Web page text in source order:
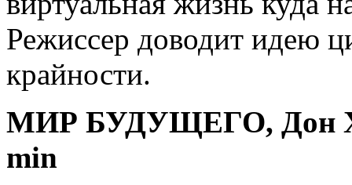
Режиссер доводит идею
крайности.
МИР БУДУЩЕГО, Дон
min